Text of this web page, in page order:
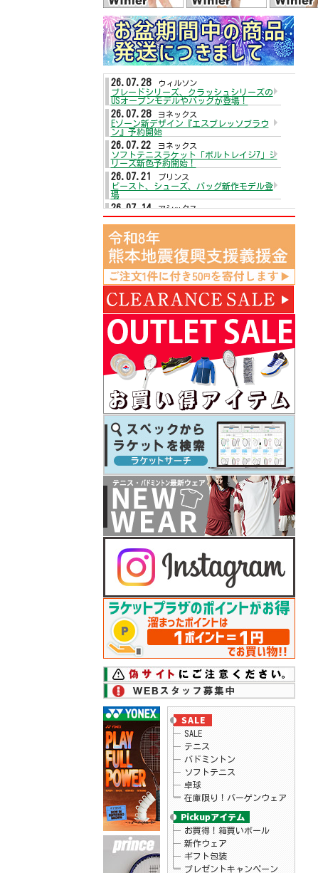
26.07.28 ウィルソン
ブレードシリーズ、クラッシュシリーズの
USオープンモデルやバッグが登場！
26.07.28 ヨネックス
Eゾーン新デザイン『エスプレッソブラウ
ン』予約開始
26.07.22 ヨネックス
ソフトテニスラケット「ボルトレイジ7」シ
リーズ新色予約開始！
26.07.21 プリンス
ビースト、シューズ、バッグ新作モデル登
場
26.07.14 アシックス
テニスシューズがプライスダウン☆
26.07.13
テニスシューズ「パワークッションエアラ
スダッシュ5」が入荷！
26.07.13 ダンロップ
2026年秋冬モデルウェアが入荷！
26.07.09 ウィルソン
テニスラケットディファイアシリーズ予約
開始
26.07.09 アシックス
テニス シューズ シリーズ 予約開始！
26.07.08 プリンス
テニスラケット「ツアー（TOUR）」」シリ
ーズ予約開始！
26.07.07 フィラ
2026年秋冬モデルウェアが予約開始！
26.07.07 ダンロップ
セントジェームスお買い上げでボールバッ
グプレゼント
26.07.07 テクニファイバー
COURTまたはNFXお買い上げでレーザースピ
ン2張プレゼント
26.07.06 ゴーセン
夏企画Tシャツが入荷しました♪
26.06.26 ダンロップ
2026年秋冬モデルウェアが予約開始！
26.06.25 ゴーセン
2025年秋冬モデルテニスウェアがプライス
ダウン！
26.06.25 ヨネックス
バドシューズ 「パワークッション65Z」シ
リーズ再入荷
26.06.22 ゴーセン
セサミストリートコラボTシャツ 予約開始
26.06.22
2026年秋冬モデルのテニスウェア 予約開始
26.06.19 ゴーセン
2026年「秋企画Tシャツ＆キャップ」予約開
始！
26.06.17 ダンロップ
テニスラケット「LX 800、LX 800 TOUR」シ
リーズ予約開始
26.06.17 ダンロップ
テニスラケット「LX 1000」シリーズ予約開
始
2026年秋冬モデルウェアが予約開始！
26.06.15 ニューバランス
2026年モデルのテニスシューズがプライス
ダウン！
26.06.11 スノワート
テニスラケット「ビタス100LS」予約受付
中！
26.06.09 ヨネックス
ヨネックス テニス シューズ「POWER
CUSHION AERUS DASH」予約開始
26.06.09 ヘッド
テニス バッグ ツアー バックパック 予
約開始！
26.06.09 ヘッド
テニスラケット「エクストリーム」シリー
ズ予約開始！
SALE
テニス
バドミントン
ソフトテニス
卓球
在庫限り！バーゲンウェア
お買得！箱買いボール
新作ウェア
ギフト包装
プレゼントキャンペーン